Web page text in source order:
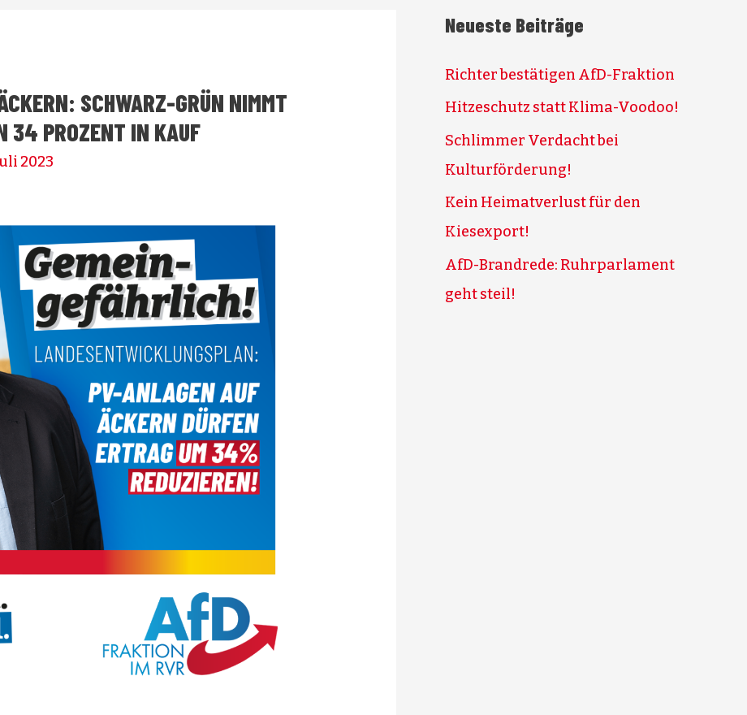
SCHWARZ-GRÜN NIMMT
34 PROZENT IN KAUF
2023
Neueste Beiträge
Richter bestätigen AfD-Fraktion
Hitzeschutz statt Klima-Voodoo!
Schlimmer Verdacht bei
Kulturförderung!
Kein Heimatverlust für den
Kiesexport!
AfD-Brandrede: Ruhrparlament
geht steil!